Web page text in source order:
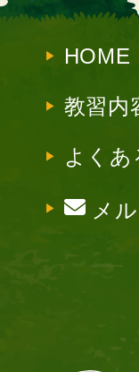
HOME
教習内
よくあ
メル